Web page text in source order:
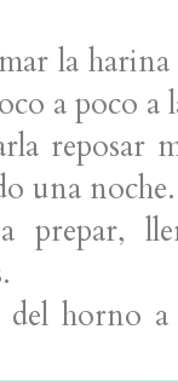
la
a poco a
reposar
una noche.
prepar,
horno a